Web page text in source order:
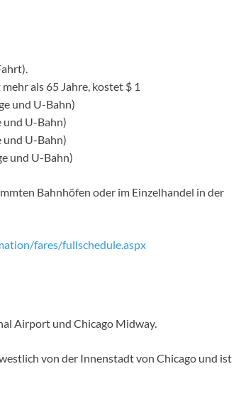
als 65 Jahre, kostet $ 1
und U-Bahn)
und U-Bahn)
und U-Bahn)
und U-Bahn)
Bahnhöfen oder im Einzelhandel in der
fares/fullschedule.aspx
Airport und Chicago Midway.
von der Innenstadt von Chicago und ist